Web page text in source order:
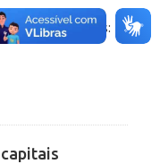
Etiquetas: